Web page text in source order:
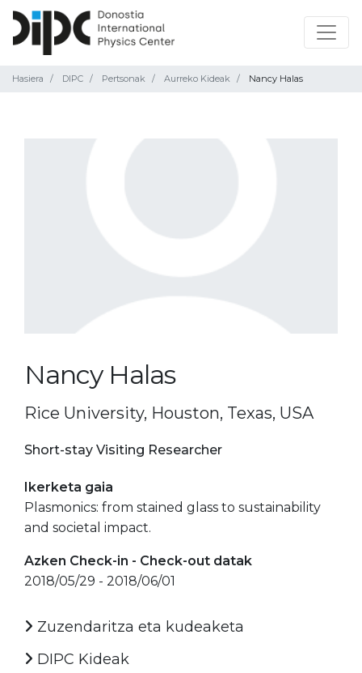
Hasiera DIPC Pertsonak Aurreko Kideak Nancy Halas
Nancy Halas
Rice University, Houston, Texas, USA
Short-stay Visiting Researcher
Ikerketa gaia
Plasmonics: from stained glass to sustainability
and societal impact.
Azken Check-in - Check-out datak
2018/05/29 - 2018/06/01
Zuzendaritza eta kudeaketa
DIPC Kideak